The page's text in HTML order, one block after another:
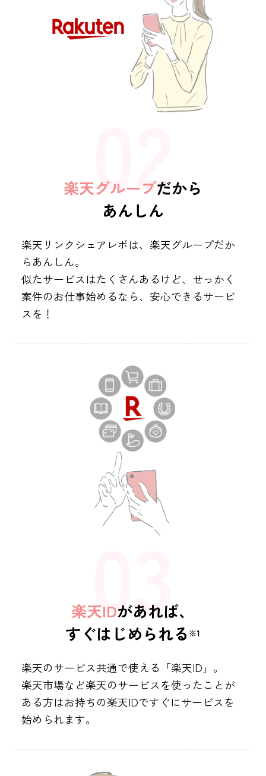
楽天グループだから
あんしん
楽天リンクシェアレボは、楽天グループだか
らあんしん。
似たサービスはたくさんあるけど、 せっかく
案件のお仕事始めるなら、安心できるサービ
スを！
楽天IDがあれば、
すぐはじめられる ※1
楽天のサービス共通で使える「楽天ID」。
楽天市場など楽天のサービスを使ったことが
ある方はお持ちの楽天IDですぐにサービスを
始められます。